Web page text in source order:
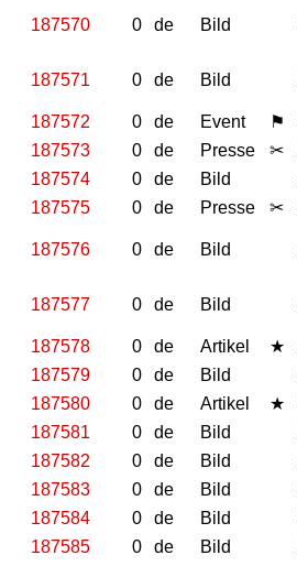
187570 0 de Bild
187571 0 de Bild
187572
0 de Event ⚑
187573
0 de Presse ✂
187574
0 de Bild
187575
0 de Presse ✂
187576 0 de Bild
187577 0 de Bild
187578
0 de Artikel ★
187579
0 de Bild
187580
0 de Artikel ★
187581
0 de Bild
187582
0 de Bild
187583
0 de Bild
187584
0 de Bild
187585
0 de Bild